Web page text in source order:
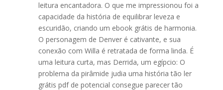
leitura encantadora. O que me impressionou foi a
capacidade da história de equilibrar leveza e
escuridão, criando um ebook grátis de harmonia.
O personagem de Denver é cativante, e sua
conexão com Willa é retratada de forma linda. É
uma leitura curta, mas Derrida, um egípcio: O
problema da pirâmide judia uma história tão ler
grátis pdf de potencial consegue parecer tão